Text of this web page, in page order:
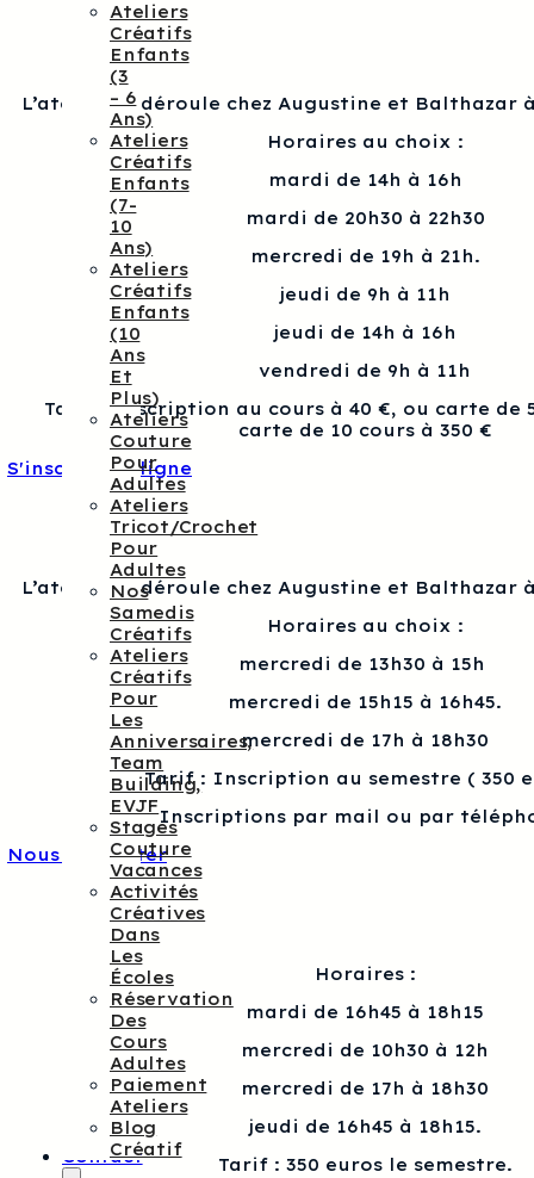
Ateliers
Créatifs
Enfants
(3
– 6
Ans)
Ateliers
Créatifs
Enfants
(7-
10
Ans)
Ateliers
Créatifs
Enfants
(10
Ans
Et
Plus)
Ateliers
Couture
Pour
Adultes
Ateliers
Tricot/crochet
Pour
Adultes
Nos
Samedis
Créatifs
Ateliers
Créatifs
Pour
Les
Anniversaires,
Team
Building,
EVJF
Stages
Couture
Vacances
Activités
Créatives
Dans
Les
Écoles
Réservation
Des
Cours
Adultes
Paiement
Ateliers
Blog
Créatif
Contact
L’atelier se déroule chez Augustine et Balthazar
Horaires au choix :
mardi de 14h à 16h
mardi de 20h30 à 22h30
mercredi de 19h à 21h.
jeudi de 9h à 11h
jeudi de 14h à 16h
vendredi de 9h à 11h
Tarif : Inscription au cours à 40 €, ou carte de
carte de 10 cours à 350 €
S'inscrire en ligne
L’atelier se déroule chez Augustine et Balthazar
Horaires au choix :
mercredi de 13h30 à 15h
mercredi de 15h15 à 16h45.
mercredi de 17h à 18h30
Tarif : Inscription au semestre ( 350
Inscriptions par mail ou par
Nous contacter
Horaires :
mardi de 16h45 à 18h15
mercredi de 10h30 à 12h
mercredi de 17h à 18h30
jeudi de 16h45 à 18h15.
Tarif : 350 euros le semestre.